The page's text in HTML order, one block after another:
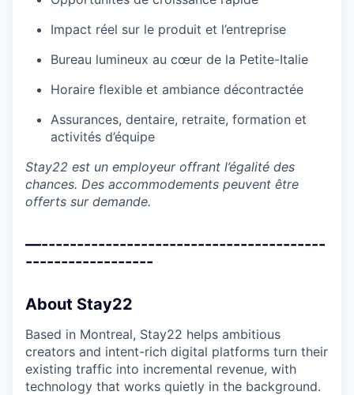
Impact réel sur le produit et l’entreprise
Bureau lumineux au cœur de la Petite-Italie
Horaire flexible et ambiance décontractée
Assurances, dentaire, retraite, formation et
activités d’équipe
Stay22 est un employeur offrant l’égalité des
chances. Des accommodements peuvent être
offerts sur demande.
—----------------------------------------
------------------
About Stay22
Based in Montreal, Stay22 helps ambitious
creators and intent-rich digital platforms turn their
existing traffic into incremental revenue, with
technology that works quietly in the background.